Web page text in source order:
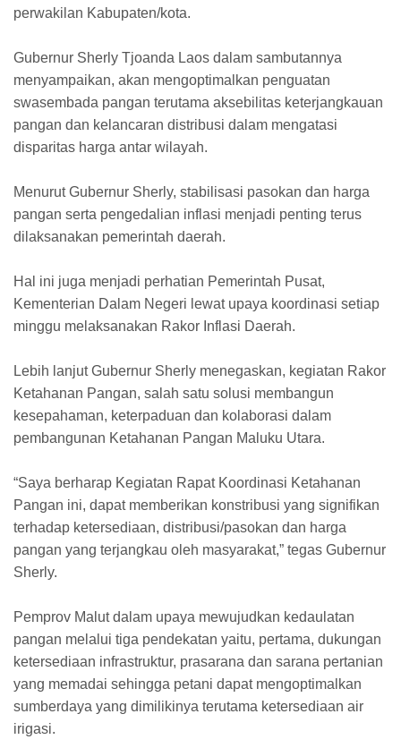
perwakilan Kabupaten/kota.
Gubernur Sherly Tjoanda Laos dalam sambutannya
menyampaikan, akan mengoptimalkan penguatan
swasembada pangan terutama aksebilitas keterjangkauan
pangan dan kelancaran distribusi dalam mengatasi
disparitas harga antar wilayah.
Menurut Gubernur Sherly, stabilisasi pasokan dan harga
pangan serta pengedalian inflasi menjadi penting terus
dilaksanakan pemerintah daerah.
Hal ini juga menjadi perhatian Pemerintah Pusat,
Kementerian Dalam Negeri lewat upaya koordinasi setiap
minggu melaksanakan Rakor Inflasi Daerah.
Lebih lanjut Gubernur Sherly menegaskan, kegiatan Rakor
Ketahanan Pangan, salah satu solusi membangun
kesepahaman, keterpaduan dan kolaborasi dalam
pembangunan Ketahanan Pangan Maluku Utara.
“Saya berharap Kegiatan Rapat Koordinasi Ketahanan
Pangan ini, dapat memberikan konstribusi yang signifikan
terhadap ketersediaan, distribusi/pasokan dan harga
pangan yang terjangkau oleh masyarakat,” tegas Gubernur
Sherly.
Pemprov Malut dalam upaya mewujudkan kedaulatan
pangan melalui tiga pendekatan yaitu, pertama, dukungan
ketersediaan infrastruktur, prasarana dan sarana pertanian
yang memadai sehingga petani dapat mengoptimalkan
sumberdaya yang dimilikinya terutama ketersediaan air
irigasi.